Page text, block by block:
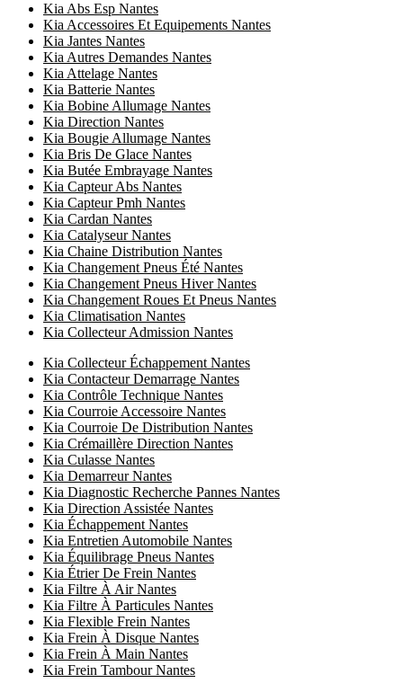
Kia Abs Esp Nantes
Kia Accessoires Et Equipements Nantes
Kia Jantes Nantes
Kia Autres Demandes Nantes
Kia Attelage Nantes
Kia Batterie Nantes
Kia Bobine Allumage Nantes
Kia Direction Nantes
Kia Bougie Allumage Nantes
Kia Bris De Glace Nantes
Kia Butée Embrayage Nantes
Kia Capteur Abs Nantes
Kia Capteur Pmh Nantes
Kia Cardan Nantes
Kia Catalyseur Nantes
Kia Chaine Distribution Nantes
Kia Changement Pneus Été Nantes
Kia Changement Pneus Hiver Nantes
Kia Changement Roues Et Pneus Nantes
Kia Climatisation Nantes
Kia Collecteur Admission Nantes
Kia Collecteur Échappement Nantes
Kia Contacteur Demarrage Nantes
Kia Contrôle Technique Nantes
Kia Courroie Accessoire Nantes
Kia Courroie De Distribution Nantes
Kia Crémaillère Direction Nantes
Kia Culasse Nantes
Kia Demarreur Nantes
Kia Diagnostic Recherche Pannes Nantes
Kia Direction Assistée Nantes
Kia Échappement Nantes
Kia Entretien Automobile Nantes
Kia Équilibrage Pneus Nantes
Kia Étrier De Frein Nantes
Kia Filtre À Air Nantes
Kia Filtre À Particules Nantes
Kia Flexible Frein Nantes
Kia Frein À Disque Nantes
Kia Frein À Main Nantes
Kia Frein Tambour Nantes